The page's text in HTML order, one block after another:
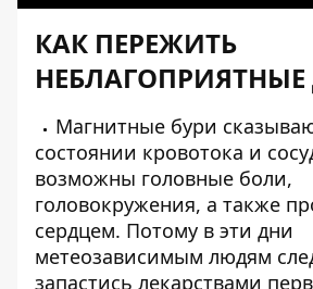
КАК ПЕРЕЖИТЬ
Магнитные бури
состоянии кровотока и
возможны головные боли,
головокружения, а также
сердцем. Потому в эти дни
метеозависимым людям
запастись лекарствами